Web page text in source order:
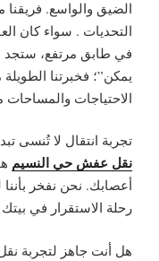
الضيق والواسع.
التحديات . سواء كان
في طابق مرتفع، ستجد
يمكن”؛ فخبرتنا
الاحتياجات والمساحات
تجربة انتقال لا تُنسى
نقل عفش حي النسيم
أعصابك. نحن نفخر
رحلة الاستقرار في بيتك
هل أنت جاهز لتجربة